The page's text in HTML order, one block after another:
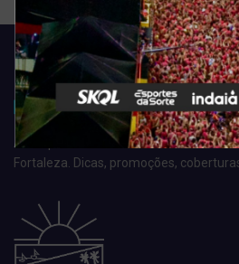
Acompanhe todas as novidades do
Fortaleza. Dicas, promoções,